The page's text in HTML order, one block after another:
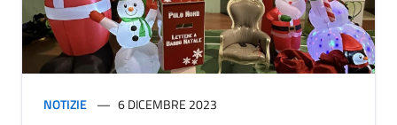
NOTIZIE 6 DICEMBRE 2023